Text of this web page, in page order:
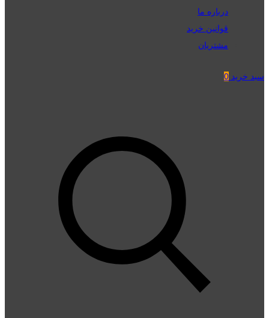
درباره ما
قوانین خرید
مشتریان
سبد خرید 0